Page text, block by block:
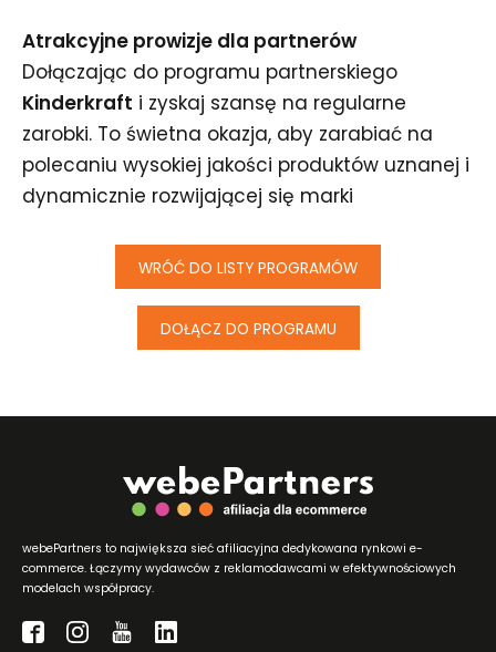
Atrakcyjne prowizje dla partnerów
Dołączając do programu partnerskiego
Kinderkraft i zyskaj szansę na regularne
zarobki. To świetna okazja, aby zarabiać na
polecaniu wysokiej jakości produktów uznanej i
dynamicznie rozwijającej się marki
WRÓĆ DO LISTY PROGRAMÓW
DOŁĄCZ DO PROGRAMU
webePartners to największa sieć afiliacyjna dedykowana rynkowi e-
commerce. Łączymy wydawców z reklamodawcami w efektywnościowych
modelach współpracy.